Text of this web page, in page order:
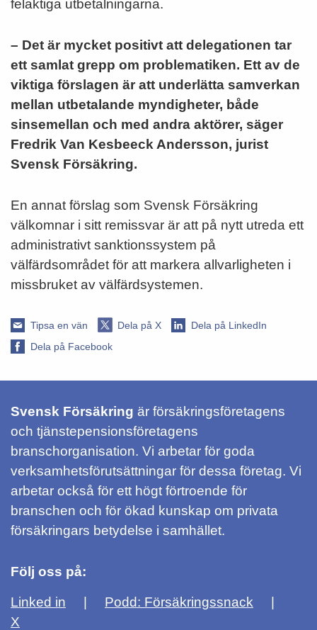
felaktiga utbetalningarna.
– Det är mycket positivt att delegationen tar
ett samlat grepp om problematiken. Ett av de
viktiga förslagen är att underlätta samverkan
mellan utbetalande myndigheter, både
sinsemellan och med andra aktörer, säger
Fredrik Van Kesbeeck Andersson, jurist
Svensk Försäkring.
En annat förslag som Svensk Försäkring
välkomnar i sitt remissvar är att på nytt utreda ett
administrativt sanktionssystem på
välfärdsområdet för att markera allvarligheten i
missbruket av välfärdsystemen.
Tipsa en vän Dela på X
Dela på LinkedIn
Dela på Facebook
Svensk Försäkring är försäkringsföretagens
och tjänstepensionsföretagens
branschorganisation. Vi arbetar för goda
verksamhetsförutsättningar för dessa företag. Vi
arbetar också för ett högt förtroende för
branschen och för ökad kunskap om privata
försäkringars betydelse i samhället.
Följ oss på:
Linked in
Podd: Försäkringssnack
X